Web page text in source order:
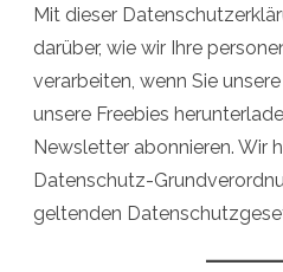
Mit dieser
darüber, wie wir Ihre
verarbeiten, wenn Sie
unsere Freebies
Newsletter abonnieren. Wir
Datenschutz-
geltenden